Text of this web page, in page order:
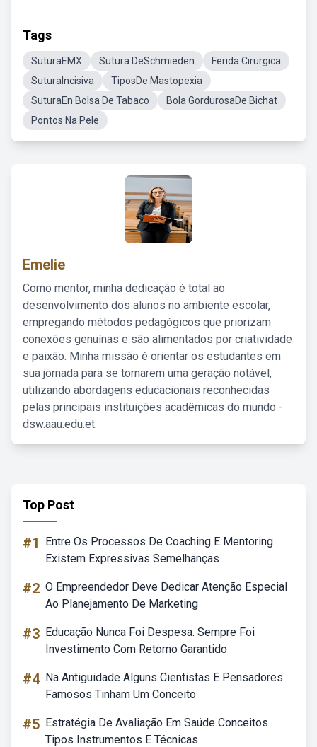
Tags
SuturaEMX Sutura DeSchmieden
Ferida Cirurgica
SuturaIncisiva
TiposDe Mastopexia
SuturaEn Bolsa De Tabaco
Bola GordurosaDe Bichat
Pontos Na Pele
Emelie
Como mentor, minha dedicação é total ao
desenvolvimento dos alunos no ambiente escolar,
empregando métodos pedagógicos que priorizam
conexões genuínas e são alimentados por criatividade
e paixão. Minha missão é orientar os estudantes em
sua jornada para se tornarem uma geração notável,
utilizando abordagens educacionais reconhecidas
pelas principais instituições acadêmicas do mundo -
dsw.aau.edu.et.
Top Post
#1
Entre Os Processos De Coaching E Mentoring
Existem Expressivas Semelhanças
#2 O Empreendedor Deve Dedicar Atenção Especial
Ao Planejamento De Marketing
#3 Educação Nunca Foi Despesa. Sempre Foi
Investimento Com Retorno Garantido
#4 Na Antiguidade Alguns Cientistas E Pensadores
Famosos Tinham Um Conceito
#5 Estratégia De Avaliação Em Saúde Conceitos
Tipos Instrumentos E Técnicas